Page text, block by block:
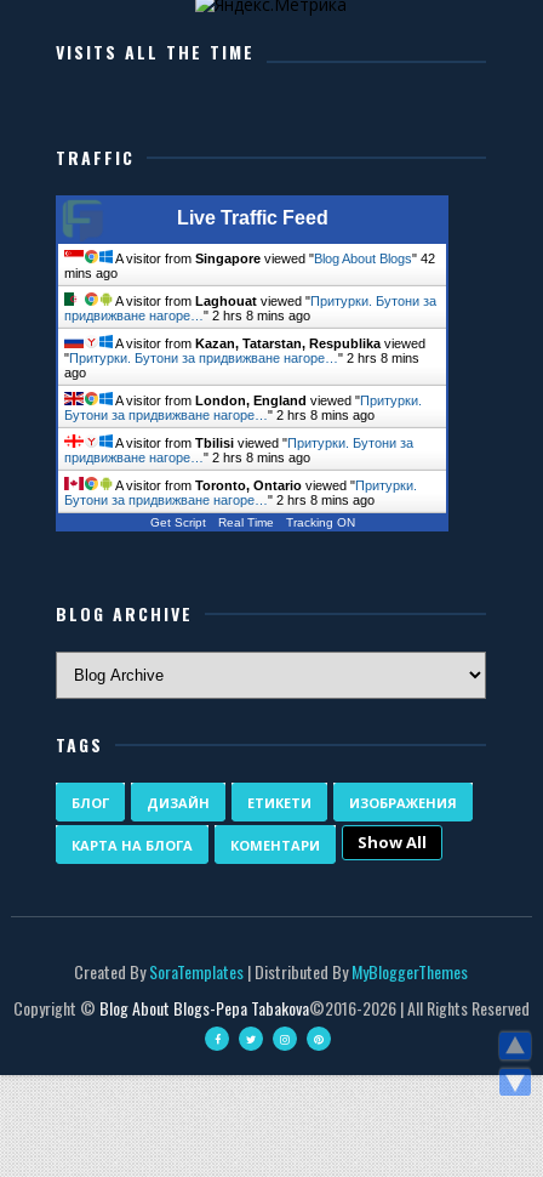
VISITS ALL THE TIME
TRAFFIC
Live Traffic Feed
A visitor fromSingapore viewed "Blog About Blogs"42
mins ago
A visitor fromLaghouat viewed "Притурки. Бутони за
придвижване нагоре…"2 hrs 8 mins ago
A visitor fromKazan, Tatarstan, Respublika viewed
"Притурки. Бутони за придвижване нагоре…"2 hrs 8 mins
ago
A visitor fromLondon, England viewed "Притурки.
Бутони за придвижване нагоре…"2 hrs 8 mins ago
A visitor fromTbilisi viewed "Притурки. Бутони за
придвижване нагоре…"2 hrs 8 mins ago
A visitor fromToronto, Ontario viewed "Притурки.
Бутони за придвижване нагоре…"2 hrs 8 mins ago
Get Script Real Time Tracking ON
BLOG ARCHIVE
TAGS
БЛОГ ДИЗАЙН ЕТИКЕТИ ИЗОБРАЖЕНИЯ
КАРТА НА БЛОГА КОМЕНТАРИ Show All
Created BySoraTemplates| Distributed ByMyBloggerThemes
Copyright © Blog About Blogs-Pepa Tabakova©2016-2026 | All Rights Reserved